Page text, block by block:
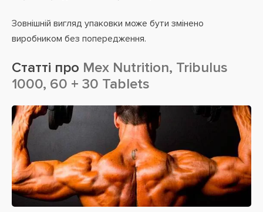
Зовнішній вигляд упаковки може бути змінено
виробником без попередження.
Статті про Mex Nutrition, Tribulus
1000, 60 + 30 Tablets